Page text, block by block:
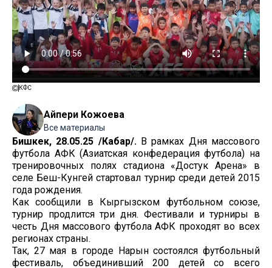
КФС
Айпери Кожоева
Все материалы
Бишкек, 28.05.25 /Кабар/. В рамках Дня массового
футбола АФК (Азиатская конфедерация футбола) на
тренировочных полях стадиона «Достук Арена» в
селе Беш-Кунгей стартовал турнир среди детей 2015
года рождения.
Как сообщили в Кыргызском футбольном союзе,
турнир продлится три дня. Фестивали и турниры в
честь Дня массового футбола АФК проходят во всех
регионах страны.
Так, 27 мая в городе Нарын состоялся футбольный
фестиваль, объединивший 200 детей со всего